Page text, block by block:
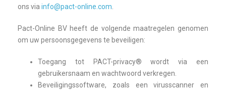
ons via info@pact-online.com.
Pact-Online BV heeft de volgende maatregelen genomen
om uw persoonsgegevens te beveiligen:
Toegang tot PACT-privacy® wordt via een
gebruikersnaam en wachtwoord verkregen.
Beveiligingssoftware, zoals een virusscanner en